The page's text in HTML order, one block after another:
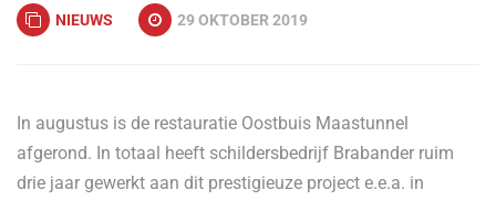
NIEUWS 29 OKTOBER 2019
In augustus is de restauratie Oostbuis Maastunnel
afgerond. In totaal heeft schildersbedrijf Brabander ruim
drie jaar gewerkt aan dit prestigieuze project e.e.a. in